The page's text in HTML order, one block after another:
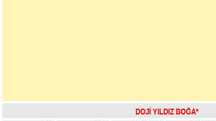
DOJİ YILDIZ BOĞA*